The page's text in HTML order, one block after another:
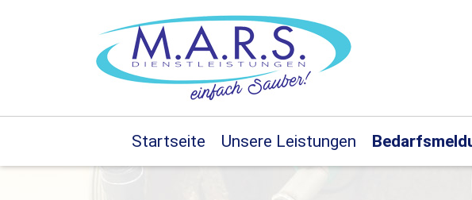
Startseite Unsere Leistungen